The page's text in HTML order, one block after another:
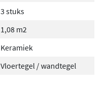
3 stuks
1,08 m2
Keramiek
Vloertegel / wandtegel